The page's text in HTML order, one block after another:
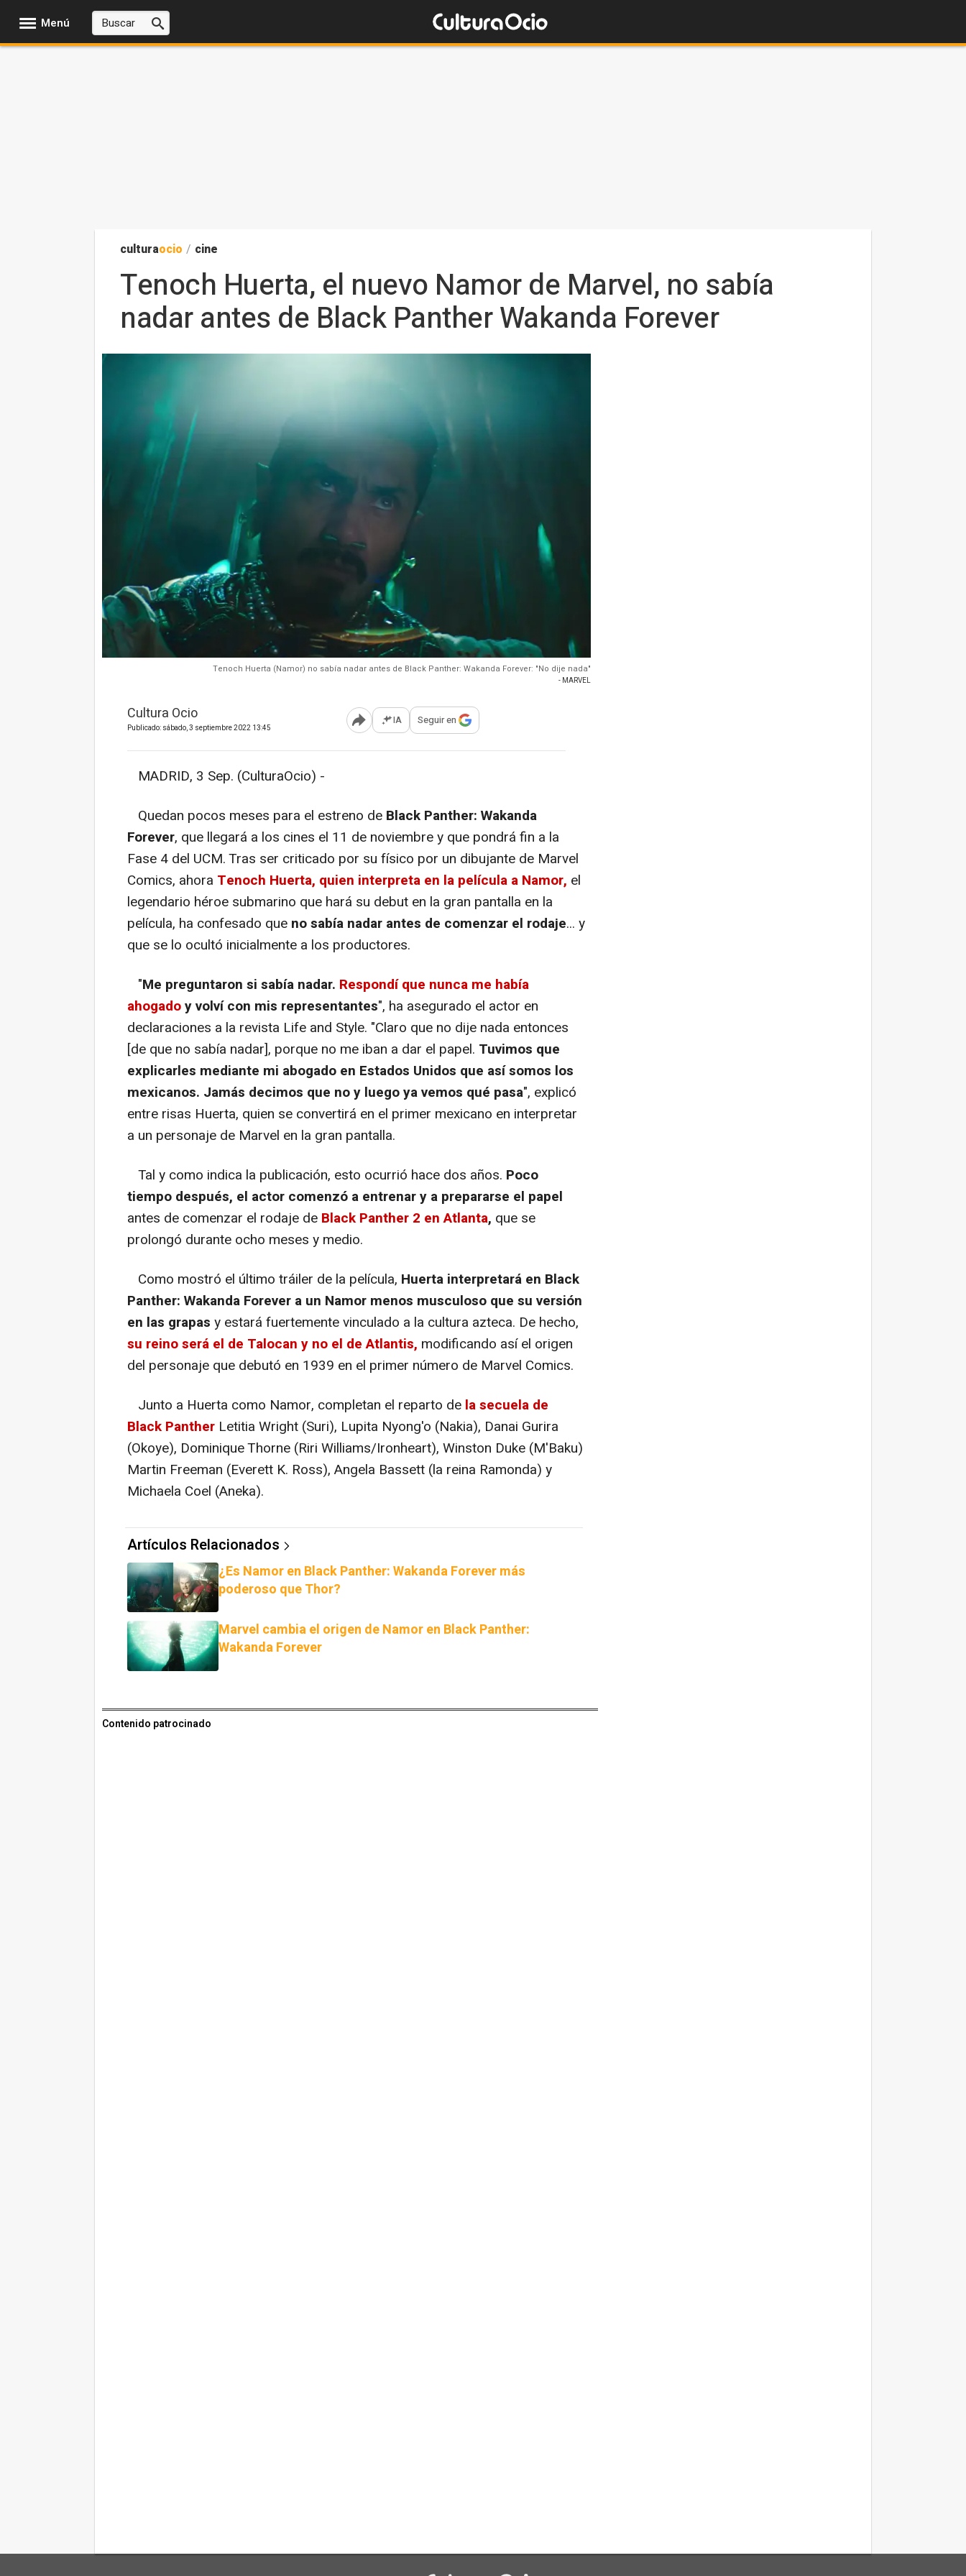
Menú
culturaocio / cine
Tenoch Huerta, el nuevo Namor de Marvel, no sabía
nadar antes de Black Panther Wakanda Forever
Tenoch Huerta (Namor) no sabía nadar antes de Black Panther: Wakanda Forever: "No dije nada"
- MARVEL
Cultura Ocio
Publicado: sábado, 3 septiembre 2022 13:45 Abrir opciones para compartir
IA Seguir en
MADRID, 3 Sep. (CulturaOcio) -
Quedan pocos meses para el estreno de Black Panther: Wakanda
Forever, que llegará a los cines el 11 de noviembre y que pondrá fin a la
Fase 4 del UCM. Tras ser criticado por su físico por un dibujante de Marvel
Comics, ahora Tenoch Huerta, quien interpreta en la película a Namor, el
legendario héroe submarino que hará su debut en la gran pantalla en la
película, ha confesado que no sabía nadar antes de comenzar el rodaje... y
que se lo ocultó inicialmente a los productores.
"Me preguntaron si sabía nadar. Respondí que nunca me había
ahogadoy volví con mis representantes", ha asegurado el actor en
declaraciones a la revista Life and Style. "Claro que no dije nada entonces
[de que no sabía nadar], porque no me iban a dar el papel. Tuvimos que
explicarles mediante mi abogado en Estados Unidos que así somos los
mexicanos. Jamás decimos que no y luego ya vemos qué pasa", explicó
entre risas Huerta, quien se convertirá en el primer mexicano en interpretar
a un personaje de Marvel en la gran pantalla.
Tal y como indica la publicación, esto ocurrió hace dos años. Poco
tiempo después, el actor comenzó a entrenar y a prepararse el papel
antes de comenzar el rodaje de Black Panther 2 en Atlanta, que se
prolongó durante ocho meses y medio.
Como mostró el último tráiler de la película, Huerta interpretará en Black
Panther: Wakanda Forever a un Namor menos musculoso que su versión
en las grapas y estará fuertemente vinculado a la cultura azteca. De hecho,
su reino será el de Talocan y no el de Atlantis, modificando así el origen
del personaje que debutó en 1939 en el primer número de Marvel Comics.
Junto a Huerta como Namor, completan el reparto de la secuela de
Black Panther Letitia Wright (Suri), Lupita Nyong'o (Nakia), Danai Gurira
(Okoye), Dominique Thorne (Riri Williams/Ironheart), Winston Duke (M'Baku)
Martin Freeman (Everett K. Ross), Angela Bassett (la reina Ramonda) y
Michaela Coel (Aneka).
Artículos Relacionados
¿Es Namor en Black Panther: Wakanda Forever más
poderoso que Thor?
Marvel cambia el origen de Namor en Black Panther:
Wakanda Forever
Contenido patrocinado